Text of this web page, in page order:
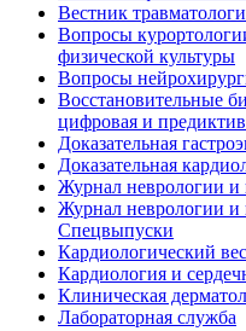
Вестник
Вопросы
физической культуры
Вопросы
Восстановительные
цифровая и
Доказательная
Доказательная
Журнал неврологии
Журнал неврологии
Спецвыпуски
Кардиологический
Кардиология и
Клиническая
Лабораторная служба